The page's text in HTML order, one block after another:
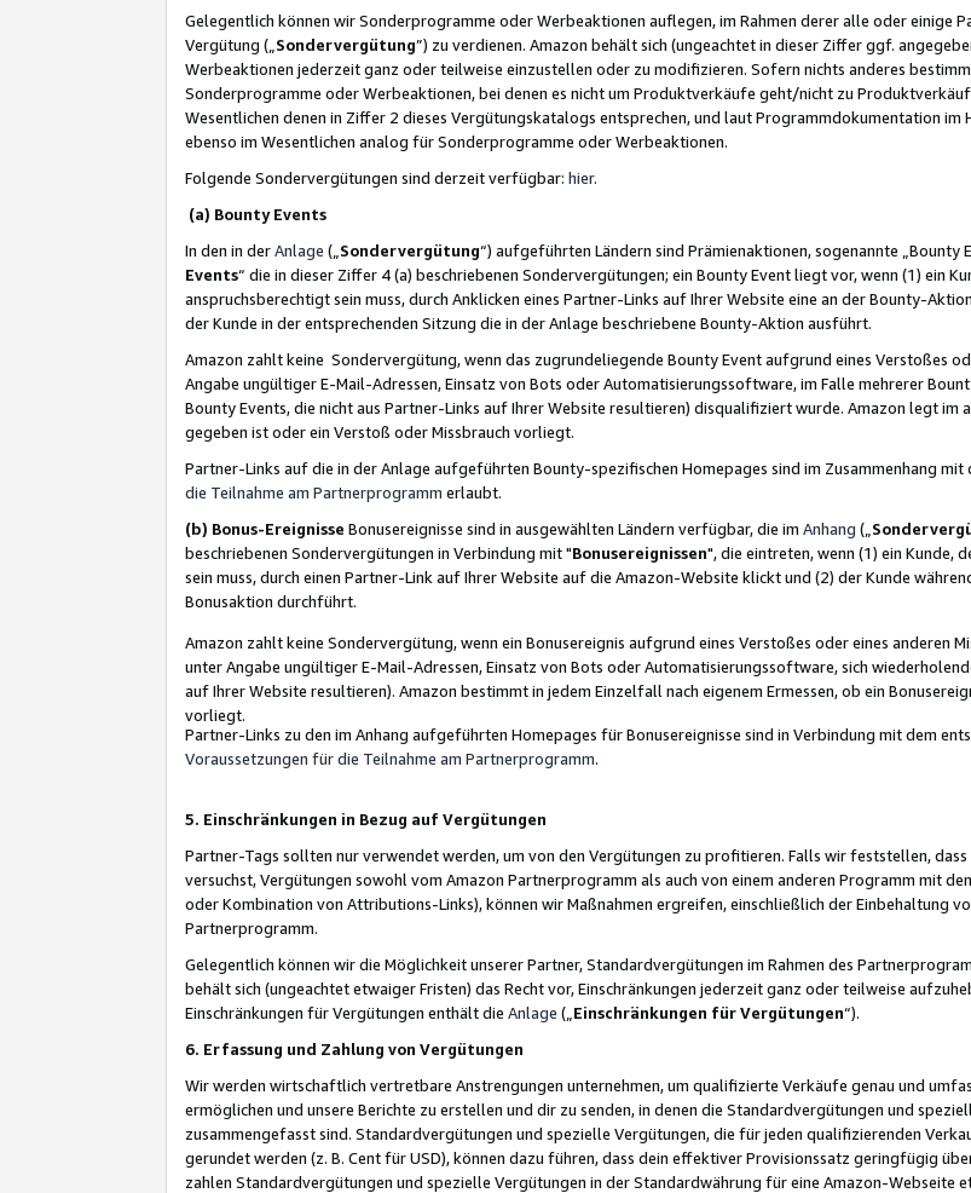
Gelegentlich können wir Sonderprogramme oder Werbeaktionen auflegen, im Rahmen derer alle oder einige
Vergütung („ Sondervergütung”) zu verdienen. Amazon behält sich (ungeachtet in dieser Ziffer ggf.
Werbeaktionen jederzeit ganz oder teilweise einzustellen oder zu modifizieren. Sofern nichts anderes
Sonderprogramme oder Werbeaktionen, bei denen es nicht um Produktverkäufe geht/nicht zu
Wesentlichen denen in Ziffer 2 dieses Vergütungskatalogs entsprechen, und laut Programmdokumentation
ebenso im Wesentlichen analog für Sonderprogramme oder Werbeaktionen.
Folgende Sondervergütungen sind derzeit verfügbar: hier.
(a) Bounty Events
In den in derAnlage („ Sondervergütung“) aufgeführten Ländern sind Prämienaktionen, sogenannte „Bounty
Events“ die in dieser Ziffer 4 (a) beschriebenen Sondervergütungen; ein Bounty Event liegt vor, wenn (1) ein
anspruchsberechtigt sein muss, durch Anklicken eines Partner-Links auf Ihrer Website eine an der Bounty-
der Kunde in der entsprechenden Sitzung die in der Anlage beschriebene Bounty-Aktion ausführt.
Amazon zahlt keine Sondervergütung, wenn das zugrundeliegende Bounty Event aufgrund eines Verstoßes
Angabe ungültiger E-Mail-Adressen, Einsatz von Bots oder Automatisierungssoftware, im Falle mehrerer
Bounty Events, die nicht aus Partner-Links auf Ihrer Website resultieren) disqualifiziert wurde. Amazon legt im
gegeben ist oder ein Verstoß oder Missbrauch vorliegt.
Partner-Links auf die in der Anlage aufgeführten Bounty-spezifischen Homepages sind im Zusammenhang
die Teilnahme am Partnerprogramm erlaubt.
(b) Bonus-Ereignisse Bonusereignisse sind in ausgewählten Ländern verfügbar, die im Anhang („
beschriebenen Sondervergütungen in Verbindung mit "Bonusereignissen", die eintreten, wenn (1) ein Kunde,
sein muss, durch einen Partner-Link auf Ihrer Website auf die Amazon-Website klickt und (2) der Kunde
Bonusaktion durchführt.
Amazon zahlt keine Sondervergütung, wenn ein Bonusereignis aufgrund eines Verstoßes oder eines anderen
unter Angabe ungültiger E-Mail-Adressen, Einsatz von Bots oder Automatisierungssoftware, sich
auf Ihrer Website resultieren). Amazon bestimmt in jedem Einzelfall nach eigenem Ermessen, ob ein
vorliegt.
Partner-Links zu den im Anhang aufgeführten Homepages für Bonusereignisse sind in Verbindung mit dem
Voraussetzungen für die Teilnahme am Partnerprogramm.
5. Einschränkungen in Bezug auf Vergütungen
Partner-Tags sollten nur verwendet werden, um von den Vergütungen zu profitieren. Falls wir feststellen,
versuchst, Vergütungen sowohl vom Amazon Partnerprogramm als auch von einem anderen Programm mit
oder Kombination von Attributions-Links), können wir Maßnahmen ergreifen, einschließlich der Einbehaltung
Partnerprogramm.
Gelegentlich können wir die Möglichkeit unserer Partner, Standardvergütungen im Rahmen des
behält sich (ungeachtet etwaiger Fristen) das Recht vor, Einschränkungen jederzeit ganz oder teilweise
Einschränkungen für Vergütungen enthält die Anlage („ Einschränkungen für Vergütungen“).
6. Erfassung und Zahlung von Vergütungen
Wir werden wirtschaftlich vertretbare Anstrengungen unternehmen, um qualifizierte Verkäufe genau und
ermöglichen und unsere Berichte zu erstellen und dir zu senden, in denen die Standardvergütungen und
zusammengefasst sind. Standardvergütungen und spezielle Vergütungen, die für jeden qualifizierenden
gerundet werden (z. B. Cent für USD), können dazu führen, dass dein effektiver Provisionssatz geringfügig
zahlen Standardvergütungen und spezielle Vergütungen in der Standardwährung für eine Amazon-Webseite